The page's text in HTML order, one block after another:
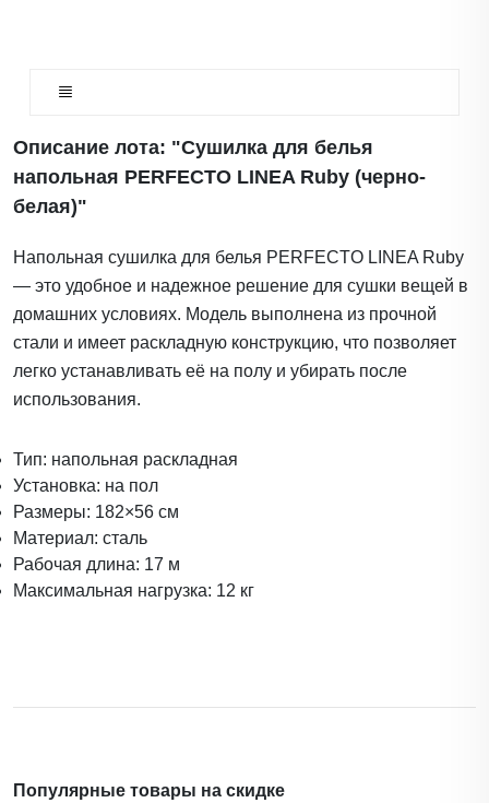
Описание лота: "Сушилка для белья
напольная PERFECTO LINEA Ruby (черно-
белая)"
Напольная сушилка для белья PERFECTO LINEA Ruby
— это удобное и надежное решение для сушки вещей в
домашних условиях. Модель выполнена из прочной
стали и имеет раскладную конструкцию, что позволяет
легко устанавливать её на полу и убирать после
использования.
Тип: напольная раскладная
Установка: на пол
Размеры: 182×56 см
Материал: сталь
Рабочая длина: 17 м
Максимальная нагрузка: 12 кг
Популярные товары на скидке